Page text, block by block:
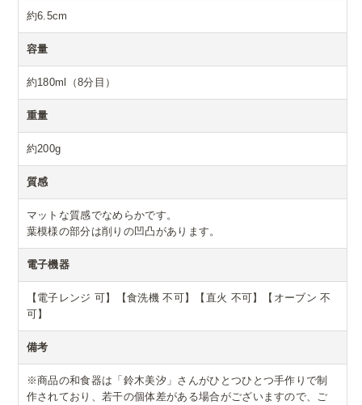
約6.5cm
容量
約180ml（8分目）
重量
約200g
質感
マットな質感でなめらかです。
葉模様の部分は削りの凹凸があります。
電子機器
【電子レンジ 可】【食洗機 不可】【直火 不可】【オーブン 不
可】
備考
※商品の和食器は「鈴木美汐」さんがひとつひとつ手作りで制
作されており、若干の個体差がある場合がございますので、ご